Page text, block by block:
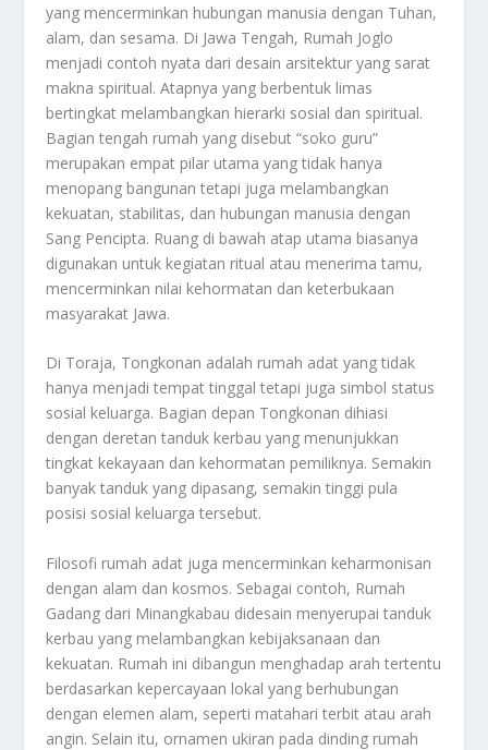
yang mencerminkan hubungan manusia dengan Tuhan,
alam, dan sesama. Di Jawa Tengah, Rumah Joglo
menjadi contoh nyata dari desain arsitektur yang sarat
makna spiritual. Atapnya yang berbentuk limas
bertingkat melambangkan hierarki sosial dan spiritual.
Bagian tengah rumah yang disebut “soko guru”
merupakan empat pilar utama yang tidak hanya
menopang bangunan tetapi juga melambangkan
kekuatan, stabilitas, dan hubungan manusia dengan
Sang Pencipta. Ruang di bawah atap utama biasanya
digunakan untuk kegiatan ritual atau menerima tamu,
mencerminkan nilai kehormatan dan keterbukaan
masyarakat Jawa.
Di Toraja, Tongkonan adalah rumah adat yang tidak
hanya menjadi tempat tinggal tetapi juga simbol status
sosial keluarga. Bagian depan Tongkonan dihiasi
dengan deretan tanduk kerbau yang menunjukkan
tingkat kekayaan dan kehormatan pemiliknya. Semakin
banyak tanduk yang dipasang, semakin tinggi pula
posisi sosial keluarga tersebut.
Filosofi rumah adat juga mencerminkan keharmonisan
dengan alam dan kosmos. Sebagai contoh, Rumah
Gadang dari Minangkabau didesain menyerupai tanduk
kerbau yang melambangkan kebijaksanaan dan
kekuatan. Rumah ini dibangun menghadap arah tertentu
berdasarkan kepercayaan lokal yang berhubungan
dengan elemen alam, seperti matahari terbit atau arah
angin. Selain itu, ornamen ukiran pada dinding rumah